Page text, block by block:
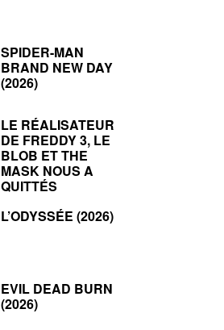
SPIDER-MAN
BRAND NEW DAY
(2026)
LE RÉALISATEUR
DE FREDDY 3, LE
BLOB ET THE
MASK NOUS A
QUITTÉS
L’ODYSSÉE (2026)
EVIL DEAD BURN
(2026)